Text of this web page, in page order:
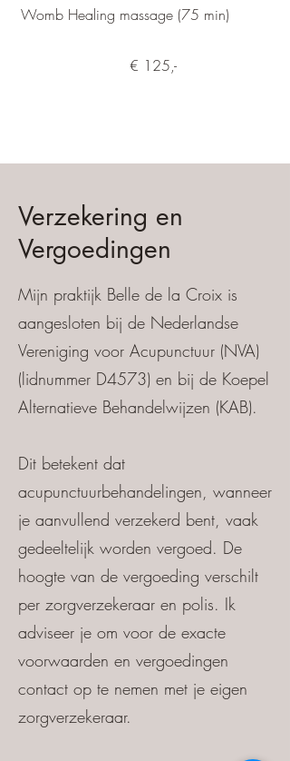
Womb Healing massage (75 min)
€ 125,-
Verzekering en
Vergoedingen
Mijn praktijk Belle de la Croix is
aangesloten bij de Nederlandse
Vereniging voor Acupunctuur (NVA)
(lidnummer D4573) en bij de Koepel
Alternatieve Behandelwijzen (KAB).
Dit betekent dat
acupunctuurbehandelingen, wanneer
je aanvullend verzekerd bent, vaak
gedeeltelijk worden vergoed. De
hoogte van de vergoeding verschilt
per zorgverzekeraar en polis. Ik
adviseer je om voor de exacte
voorwaarden en vergoedingen
contact op te nemen met je eigen
zorgverzekeraar.